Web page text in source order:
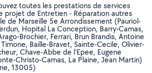
toutes les prestations de services
projet de Entretien - Réparation autres
de Marseille 5e Arrondissement (Pauriol-
Hopital La Conception, Barry-Camas,
Brochier, Ferrari, Brun Brandis, Antoine
Baille-Bravet, Sainte-Cecile, Olivier-
Chave-Abbe de l'Epee, Eugene
Christo-Camas, La Plaine, Jean Martin)
13005)